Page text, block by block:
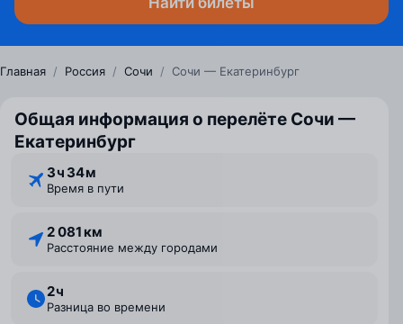
Главная / Россия / Сочи / Сочи — Екатеринбург
Общая информация о перелёте Сочи —
Екатеринбург
3 ⁠ч 34 ⁠м
Время в пути
2 081 км
Расстояние между городами
2 ⁠ч
Разница во времени